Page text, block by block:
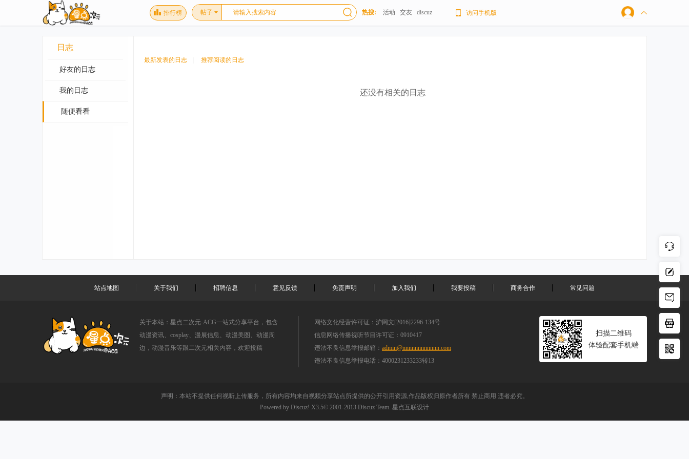
排行榜 帖子 热搜: 活动 交友 discuz 访问手机版
日志
好友的日志
我的日志
随便看看
最新发表的日志 推荐阅读的日志
还没有相关的日志
站点地图 关于我们 招聘信息 意见反馈 免责声明 加入我们 我要投稿 商务合作 常见问题
关于本站：星点二次元-ACG一站式分享平台，包含
动漫资讯、cosplay、漫展信息、动漫美图、动漫周
边，动漫音乐等跟二次元相关内容，欢迎投稿
网络文化经营许可证：沪网文[2016]2296-134号
信息网络传播视听节目许可证：0910417
违法不良信息举报邮箱： admin@nnnnnnnnnnnn.com
违法不良信息举报电话：4000231233233转13
扫描二维码
体验配套手机端
声明：本站不提供任何视听上传服务，所有内容均来自视频分享站点所提供的公开引用资源,作品版权归原作者所有 禁止商用 违者必究。
Powered by Discuz! X3.5© 2001-2013 Discuz Team. 星点互联设计